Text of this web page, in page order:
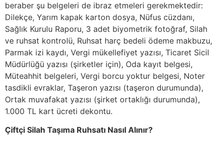
beraber şu belgeleri de ibraz etmeleri gerekmektedir:
Dilekçe, Yarım kapak karton dosya, Nüfus cüzdanı,
Sağlık Kurulu Raporu, 3 adet biyometrik fotoğraf, Silah
ve ruhsat kontrolü, Ruhsat harç bedeli ödeme makbuzu,
Parmak izi kaydı, Vergi mükellefiyet yazısı, Ticaret Sicil
Müdürlüğü yazısı (şirketler için), Oda kayıt belgesi,
Müteahhit belgeleri, Vergi borcu yoktur belgesi, Noter
tasdikli evraklar, Taşeron yazısı (taşeron durumunda),
Ortak muvafakat yazısı (şirket ortaklığı durumunda),
1.000 TL kart ücreti dekontu.
Çiftçi Silah Taşıma Ruhsatı Nasıl Alınır?